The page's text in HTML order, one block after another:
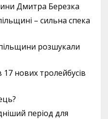
Дмитра Березка
– сильна спека
розшукали
нових тролейбусів
період для